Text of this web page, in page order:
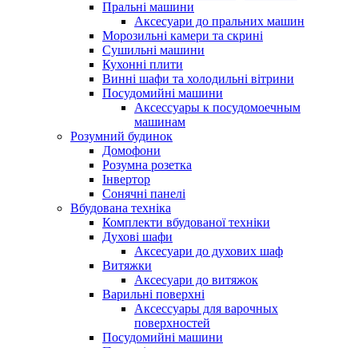
Пральні машини
Аксесуари до пральних машин
Морозильні камери та скрині
Сушильні машини
Кухонні плити
Винні шафи та холодильні вітрини
Посудомийні машини
Аксессуары к посудомоечным
машинам
Розумний будинок
Домофони
Розумна розетка
Інвертор
Сонячні панелі
Вбудована техніка
Комплекти вбудованої техніки
Духові шафи
Аксесуари до духових шаф
Витяжки
Аксесуари до витяжок
Варильні поверхні
Аксессуары для варочных
поверхностей
Посудомийні машини